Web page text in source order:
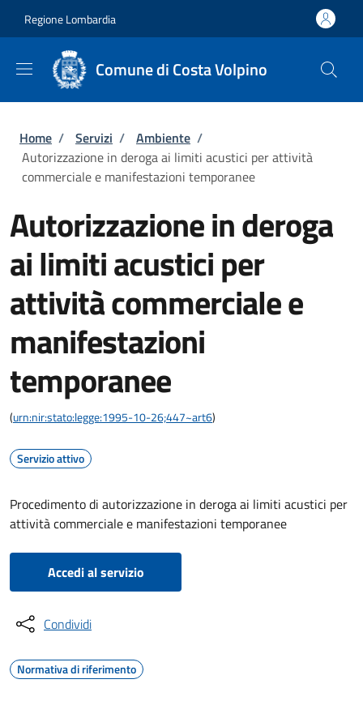
Regione Lombardia
Comune di Costa Volpino
Briciole di pane
Home / Servizi / Ambiente /
Autorizzazione in deroga ai limiti acustici per attività
commerciale e manifestazioni temporanee
Autorizzazione in deroga
ai limiti acustici per
attività commerciale e
manifestazioni
temporanee
(urn:nir:stato:legge:1995-10-26;447~art6)
Servizio attivo
Procedimento di autorizzazione in deroga ai limiti acustici per
attività commerciale e manifestazioni temporanee
Accedi al servizio
Condividi
Normativa di riferimento